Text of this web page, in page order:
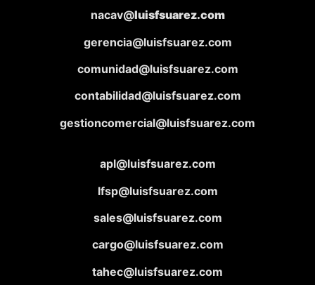
nacav@luisfsuarez.com
gerencia@luisfsuarez.com
comunidad@luisfsuarez.com
contabilidad@luisfsuarez.com
gestioncomercial@luisfsuarez.com
apl@luisfsuarez.com
lfsp@luisfsuarez.com
sales@luisfsuarez.com
cargo@luisfsuarez.com
tahec@luisfsuarez.com